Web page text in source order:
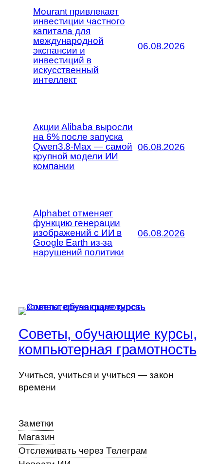
Mourant привлекает
инвестиции частного
капитала для
международной
экспансии и
инвестиций в
искусственный
интеллект
06.08.2026
Акции Alibaba выросли
на 6% после запуска
Qwen3.8-Max — самой
крупной модели ИИ
компании
06.08.2026
Alphabet отменяет
функцию генерации
изображений с ИИ в
Google Earth из-за
нарушений политики
06.08.2026
Советы, обучающие курсы,
компьютерная грамотность
Учиться, учиться и учиться — закон
времени
Заметки
Магазин
Отслеживать через Телеграм